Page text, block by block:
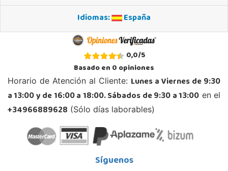
Idiomas:
España
0,0/5
Basado en0opiniones
Horario de Atención al Cliente: Lunes a Viernes de 9:30
a 13:00 y de 16:00 a 18:00. Sábados de 9:30 a 13:00 en el
+34966889628 (Sólo días laborables)
Síguenos